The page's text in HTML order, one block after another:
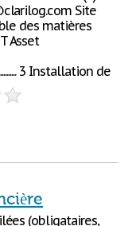
Site
des matières
Asset
3 Installation de
(obligataires,